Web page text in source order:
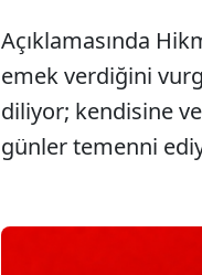
SÖZCÜ SON DAKİKA
Açıklamasında
emek verdiğini
diliyor; kendisine
günler temenni